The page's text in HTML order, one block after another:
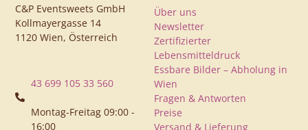
C&P Eventsweets GmbH
Kollmayergasse 14
1120 Wien, Österreich
43 699 105 33 560
Montag-Freitag 09:00 -
16:00
Über uns
Newsletter
Zertifizierter
Lebensmitteldruck
Essbare Bilder – Abholung in
Wien
Fragen & Antworten
Preise
Versand & Lieferung